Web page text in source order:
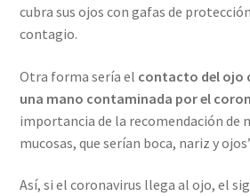
cubra sus ojos con gafas de
contagio.
Otra forma sería el contacto del ojo
una mano contaminada por el
importancia de la recomendación de
mucosas, que serían boca, nariz y
Así, si el coronavirus llega al ojo, el